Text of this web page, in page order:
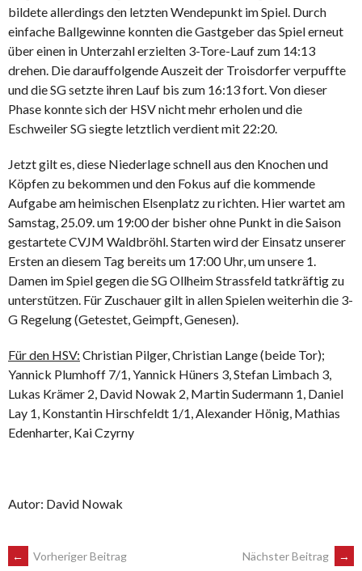
bildete allerdings den letzten Wendepunkt im Spiel. Durch
einfache Ballgewinne konnten die Gastgeber das Spiel erneut
über einen in Unterzahl erzielten 3-Tore-Lauf zum 14:13
drehen. Die darauffolgende Auszeit der Troisdorfer verpuffte
und die SG setzte ihren Lauf bis zum 16:13 fort. Von dieser
Phase konnte sich der HSV nicht mehr erholen und die
Eschweiler SG siegte letztlich verdient mit 22:20.
Jetzt gilt es, diese Niederlage schnell aus den Knochen und
Köpfen zu bekommen und den Fokus auf die kommende
Aufgabe am heimischen Elsenplatz zu richten. Hier wartet am
Samstag, 25.09. um 19:00 der bisher ohne Punkt in die Saison
gestartete CVJM Waldbröhl. Starten wird der Einsatz unserer
Ersten an diesem Tag bereits um 17:00 Uhr, um unsere 1.
Damen im Spiel gegen die SG Ollheim Strassfeld tatkräftig zu
unterstützen. Für Zuschauer gilt in allen Spielen weiterhin die 3-
G Regelung (Getestet, Geimpft, Genesen).
Für den HSV: Christian Pilger, Christian Lange (beide Tor);
Yannick Plumhoff 7/1, Yannick Hüners 3, Stefan Limbach 3,
Lukas Krämer 2, David Nowak 2, Martin Sudermann 1, Daniel
Lay 1, Konstantin Hirschfeldt 1/1, Alexander Hönig, Mathias
Edenharter, Kai Czyrny
Autor: David Nowak
← Vorheriger Beitrag Nächster Beitrag →